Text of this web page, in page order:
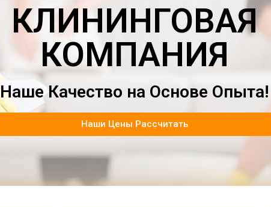
КЛИНИНГОВАЯ
КОМПАНИЯ
Наше Качество на Основе Опыта!
Наши Цены Рассчитать